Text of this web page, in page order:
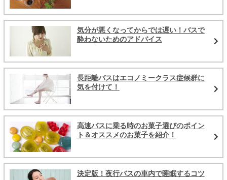
気分が悪くなってからでは遅い！バスで
酔わないためのアドバイス
長距離バスはエコノミークラス症候群に
気を付けて！
高速バスに乗る時のお菓子選びのポイン
ト＆オススメのお菓子を紹介！
決定版！夜行バスの車内で睡眠するコツ